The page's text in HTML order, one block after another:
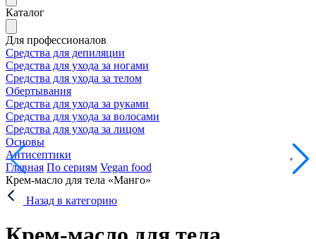
Каталог
Для профессионалов
Средства для депиляции
Средства для ухода за ногами
Средства для ухода за телом
Обертывания
Средства для ухода за руками
Средства для ухода за волосами
Средства для ухода за лицом
Основы
Антисептики
Главная По сериям Vegan food
Крем-масло для тела «Манго»
Назад в категорию